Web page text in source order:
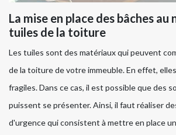
La mise en place des bâches au
tuiles de la toiture
Les tuiles sont des matériaux qui peuvent
de la toiture de votre immeuble. En effet,
fragiles. Dans ce cas, il est possible que des
puissent se présenter. Ainsi, il faut réaliser
d'urgence qui consistent à mettre en place